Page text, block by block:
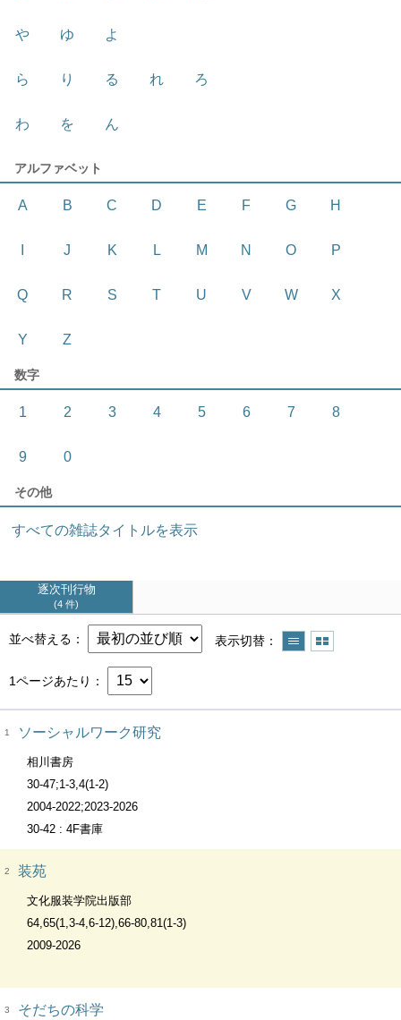
や ゆ よ
ら り る れ ろ
わ を ん
アルファベット
A B C D E F G H
J K L M N O P
Q R S T U V W X
Y Z
数字
1 2 3 4 5 6 7 8
9 0
その他
すべての雑誌タイトルを表示
逐次刊行物
4 件
並べ替える 表示切替
1ページあたり
1 ソーシャルワーク研究
相川書房
30-47;1-3,4(1-2)
2004-2022;2023-2026
30-42 : 4F書庫
2 装苑
文化服装学院出版部
64,65(1,3-4,6-12),66-80,81(1-3)
2009-2026
3 そだちの科学